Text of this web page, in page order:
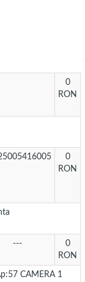
0
RON
0
RON
---
0
RON
CAMERA 1